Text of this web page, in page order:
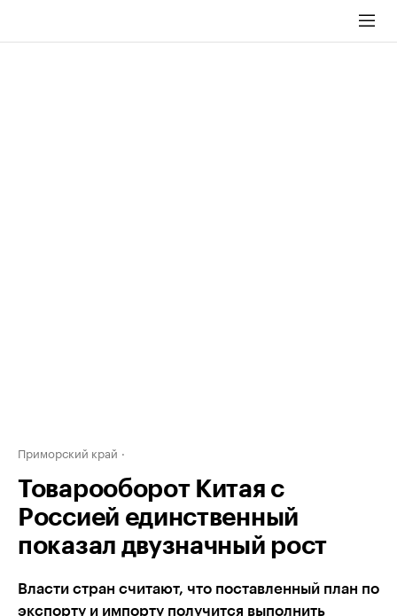
Приморский край
Товарооборот Китая с
Россией единственный
показал двузначный рост
Власти стран считают, что поставленный план по
экспорту и импорту получится выполнить